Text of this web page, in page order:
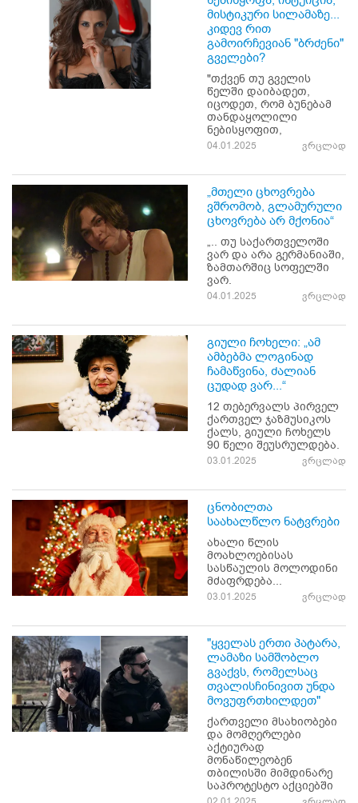
მისტიკური სილამაზე...
კიდევ რით
გამოირჩევიან "ბრძენი"
გველები?
"თქვენ თუ გველის
წელში დაიბადეთ,
იცოდეთ, რომ ბუნებამ
თანდაყოლილი
ნებისყოფით,
04.01.2025 ვრცლად
„მთელი ცხოვრება
ვშრომობ, გლამურული
ცხოვრება არ მქონია“
„.. თუ საქართველოში
ვარ და არა გერმანიაში,
ზამთარშიც სოფელში
ვარ.
04.01.2025 ვრცლად
გიული ჩოხელი: „ამ
ამბებმა ლოგინად
ჩამაწვინა, ძალიან
ცუდად ვარ...“
12 თებერვალს პირველ
ქართველ ჯაზმუსიკოს
ქალს, გიული ჩოხელს
90 წელი შეუსრულდება.
03.01.2025 ვრცლად
ცნობილთა
საახალწლო ნატვრები
ახალი წლის
მოახლოებისას
სასწაულის მოლოდინი
მძაფრდება...
03.01.2025 ვრცლად
"ყველას ერთი პატარა,
ლამაზი სამშობლო
გვაქვს, რომელსაც
თვალისჩინივით უნდა
მოვუფრთხილდეთ"
ქართველი მსახიობები
და მომღერლები
აქტიურად
მონაწილეობენ
თბილისში მიმდინარე
საპროტესტო აქციებში